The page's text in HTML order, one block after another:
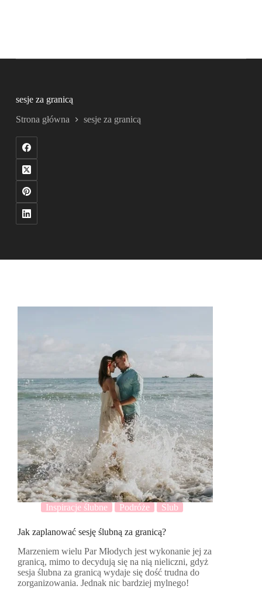
sesje za granicą
Strona główna sesje za granicą
Inspiracje ślubne Podróże Ślub
Jak zaplanować sesję ślubną za granicą?
Marzeniem wielu Par Młodych jest wykonanie jej za
granicą, mimo to decydują się na nią nieliczni, gdyż
sesja ślubna za granicą wydaje się dość trudna do
zorganizowania. Jednak nic bardziej mylnego!